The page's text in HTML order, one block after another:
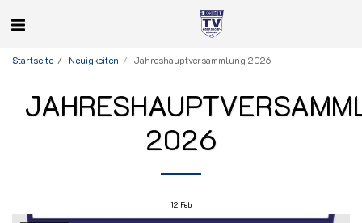
Startseite Neuigkeiten Jahreshauptversammlung 2026
2026
12 Feb